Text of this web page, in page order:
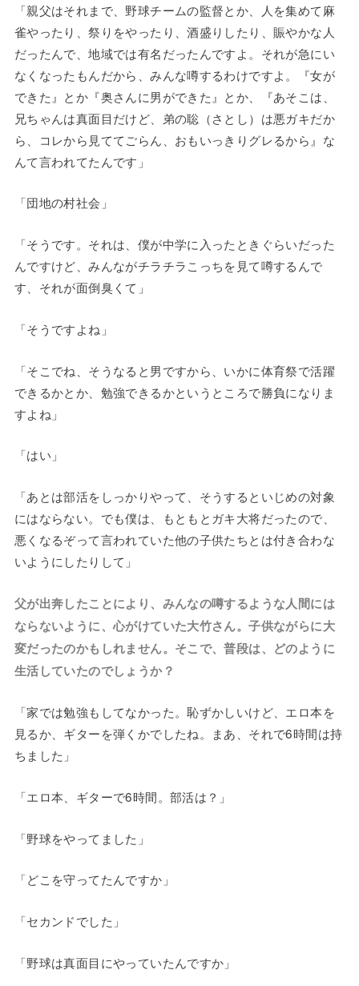
「親父はそれまで、野球チームの監督とか、人を集めて麻
雀やったり、祭りをやったり、酒盛りしたり、賑やかな人
だったんで、地域では有名だったんですよ。それが急にい
なくなったもんだから、みんな噂するわけですよ。『女が
できた』とか『奥さんに男ができた』とか、『あそこは、
兄ちゃんは真面目だけど、弟の聡（さとし）は悪ガキだか
ら、コレから見ててごらん、おもいっきりグレるから』な
んて言われてたんです」
「団地の村社会」
「そうです。それは、僕が中学に入ったときぐらいだった
んですけど、みんながチラチラこっちを見て噂するんで
す、それが面倒臭くて」
「そうですよね」
「そこでね、そうなると男ですから、いかに体育祭で活躍
できるかとか、勉強できるかというところで勝負になりま
すよね」
「はい」
「あとは部活をしっかりやって、そうするといじめの対象
にはならない。でも僕は、もともとガキ大将だったので、
悪くなるぞって言われていた他の子供たちとは付き合わな
いようにしたりして」
父が出奔したことにより、みんなの噂するような人間には
ならないように、心がけていた大竹さん。子供ながらに大
変だったのかもしれません。そこで、普段は、どのように
生活していたのでしょうか？
「家では勉強もしてなかった。恥ずかしいけど、エロ本を
見るか、ギターを弾くかでしたね。まあ、それで6時間は持
ちました」
「エロ本、ギターで6時間。部活は？」
「野球をやってました」
「どこを守ってたんですか」
「セカンドでした」
「野球は真面目にやっていたんですか」